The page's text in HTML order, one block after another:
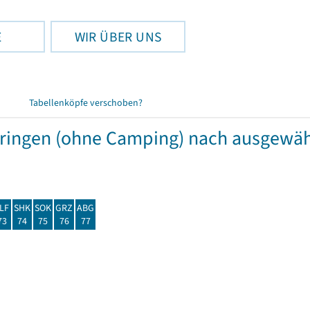
WIR ÜBER UNS
Tabellenköpfe verschoben?
(ohne Camping) nach
SHK
74
SOK
75
GRZ
76
ABG
77